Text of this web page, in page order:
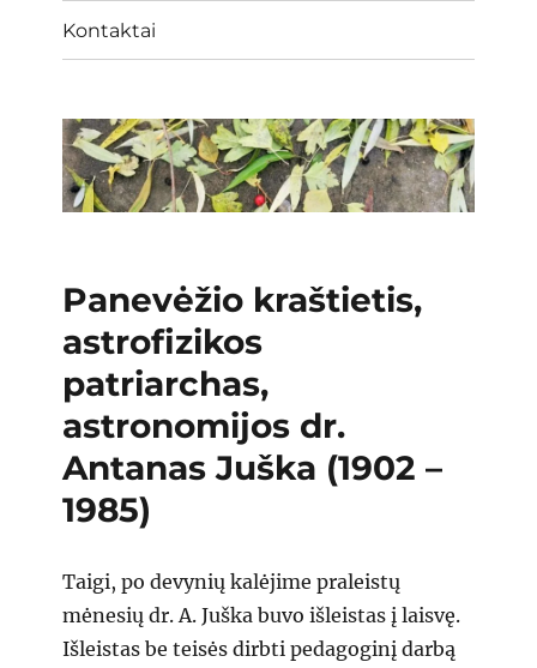
Kontaktai
Panevėžio kraštietis,
astrofizikos
patriarchas,
astronomijos dr.
Antanas Juška (1902 –
1985)
Taigi, po devynių kalėjime praleistų
mėnesių dr. A. Juška buvo išleistas į laisvę.
Išleistas be teisės dirbti pedagoginį darbą